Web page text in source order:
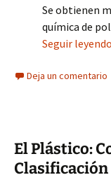
Se obtienen
química de
Seguir
Deja un comentario
El Plástico: